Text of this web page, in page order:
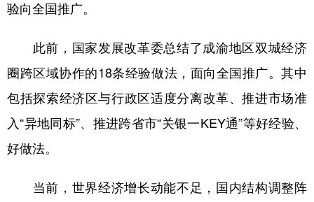
验向全国推广。
此前，国家发展改革委总结了成渝地区双城经济
圈跨区域协作的18条经验做法，面向全国推广。其中
包括探索经济区与行政区适度分离改革、推进市场准
入“异地同标”、推进跨省市“关银一KEY通”等好经验、
好做法。
当前，世界经济增长动能不足，国内结构调整阵